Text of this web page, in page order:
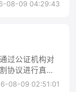
投资，离婚时
购买了一套房
房产仍归两人
只要协议合法
涉及财产分
。根据法律规
、优先协商，
需结合具体法
，其财产可能
同财产、公司
场景常见于遗
同财产，优先
出资证明、是
，依据《民法
解释认定归
书面协议、转
杂情况建议咨
产如何分割的
08-09 04:29:43
过公证机构对
协议进行真实
行为，能有效
08-09 02:51:01